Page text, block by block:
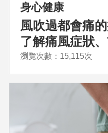
身心健康
風吹過都會痛
了解痛風症狀
瀏覽次數：15,115次